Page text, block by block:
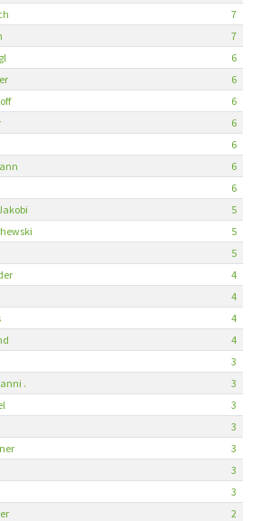
7
7
6
6
6
6
6
6
6
5
5
5
4
4
4
4
3
.
3
3
3
3
3
3
2